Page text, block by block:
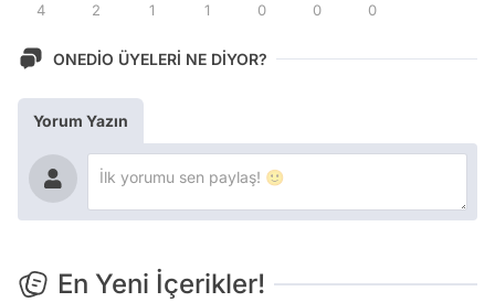
4 2 1 1 0 0 0
ONEDİO ÜYELERİ NE DİYOR?
Yorum Yazın
En Yeni İçerikler!